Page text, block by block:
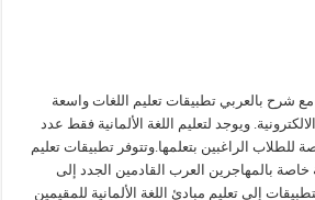
مع شرح بالعربي تطبيقات تعليم اللغات واسعة
ويوجد لتعليم اللغة الألمانية فقط عدد
للطلاب الراغبين بتعلمها.وتتوفر تطبيقات تعليم
خاصة بالمهاجرين العرب القادمين الجدد إلى
إلى تعليم مبادئ اللغة الألمانية للمقيمين